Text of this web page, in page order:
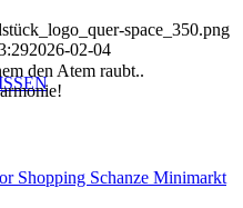
space_350.png
2026-02-04
den Atem raubt..